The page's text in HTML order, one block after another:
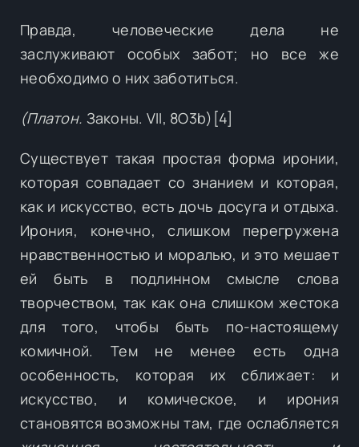
Правда, человеческие дела не
заслуживают особых забот; но все же
необходимо о них заботиться.
(Платон. Законы. VII, 8О3b)[4]
Существует такая простая форма иронии,
которая совпадает со знанием и которая,
как и искусство, есть дочь досуга и отдыха.
Ирония, конечно, слишком перегружена
нравственностью и моралью, и это мешает
ей быть в подлинном смысле слова
творчеством, так как она слишком жестока
для того, чтобы быть по-настоящему
комичной. Тем не менее есть одна
особенность, которая их сближает: и
искусство, и комическое, и ирония
становятся возможны там, где ослабляется